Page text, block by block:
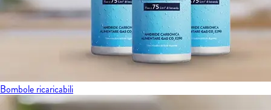
Bombole ricaricabili